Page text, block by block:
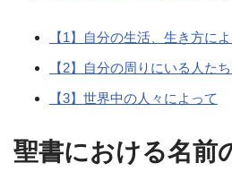
【1】自分の生活、生き方に
【2】自分の周りにいる人た
【3】世界中の人々によって
聖書における名前